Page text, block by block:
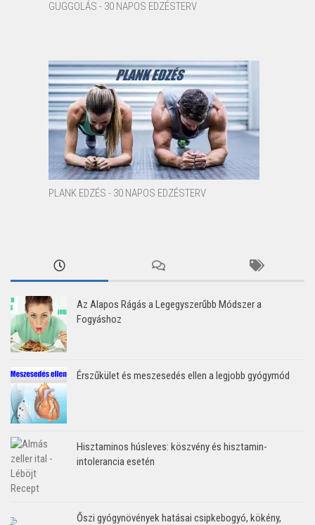
GUGGOLÁS - 30 NAPOS EDZÉSTERV
PLANK EDZÉS - 30 NAPOS EDZÉSTERV
Az Alapos Rágás a Legegyszerűbb Módszer a
Fogyáshoz
Érszűkület és meszesedés ellen a legjobb gyógymód
Hisztaminos húsleves: köszvény és hisztamin-
intolerancia esetén
Őszi gyógynövények hatásai csipkebogyó, kökény,